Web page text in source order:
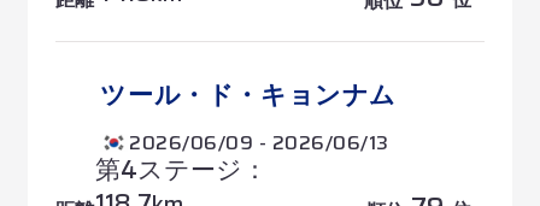
ツール・ド・キョンナム
2026/06/09 - 2026/06/13
第4ステージ：